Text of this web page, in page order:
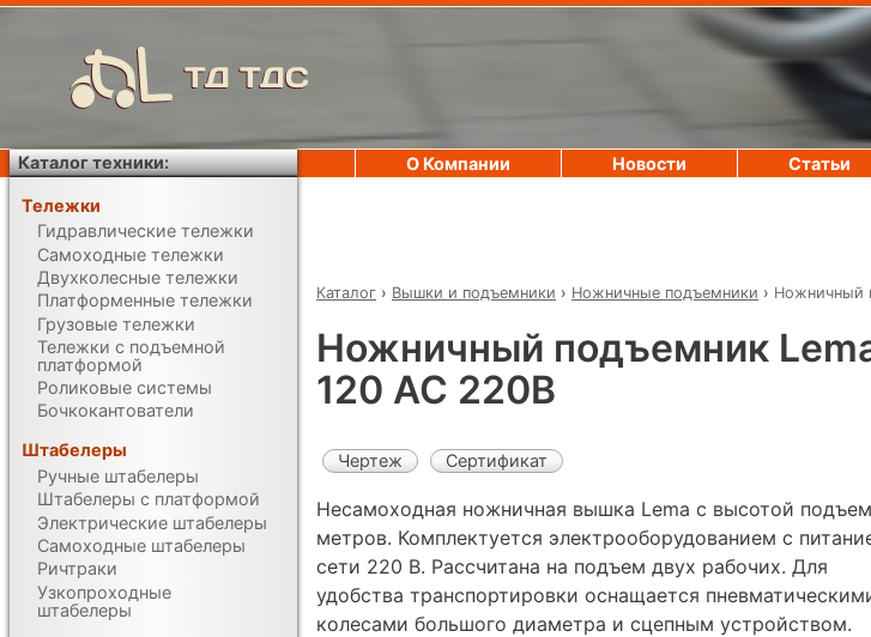
ТД ТДС
Каталог › Вышки и подъемники › Ножничные подъемники › Ножничный
Ножничный подъемник
120 AC 220В
Чертеж Сертификат
Несамоходная ножничная вышка Lema с высотой
метров. Комплектуется электрооборудованием с
сети 220 В. Рассчитана на подъем двух рабочих. Для
удобства транспортировки оснащается
колесами большого диаметра и сцепным устройством.
О Компании Новости Статьи
Каталог техники:
Тележки
Гидравлические тележки
Самоходные тележки
Двухколесные тележки
Платформенные тележки
Грузовые тележки
Тележки с подъемной
платформой
Роликовые системы
Бочкокантователи
Штабелеры
Ручные штабелеры
Штабелеры с платформой
Электрические штабелеры
Самоходные штабелеры
Ричтраки
Узкопроходные
штабелеры